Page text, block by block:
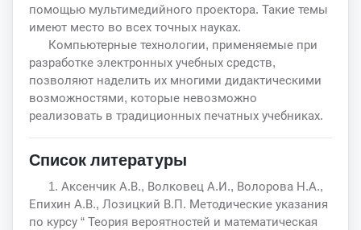
помощью мультимедийного проектора. Такие темы
имеют место во всех точных науках.
Компьютерные технологии, применяемые при
разработке электронных учебных средств,
позволяют наделить их многими дидактическими
возможностями, которые невозможно
реализовать в традиционных печатных учебниках.
Список литературы
1. Аксенчик А.В., Волковец А.И., Волорова Н.А.,
Епихин А.В., Лозицкий В.П. Методические указания
по курсу “ Теория вероятностей и математическая